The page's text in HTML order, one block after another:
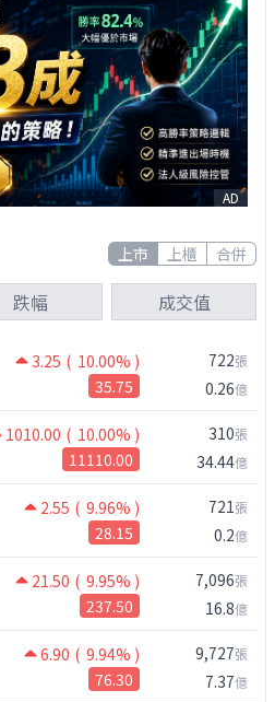
AD
上市 上櫃 合併
跌幅 成交值
3.25 ( 10.00% )
35.75
722張
0.26億
1010.00 ( 10.00% )
11110.00
310張
34.44億
2.55 ( 9.96% )
28.15
721張
0.2億
21.50 ( 9.95% )
237.50
7,096張
16.8億
6.90 ( 9.94% )
76.30
9,727張
7.37億